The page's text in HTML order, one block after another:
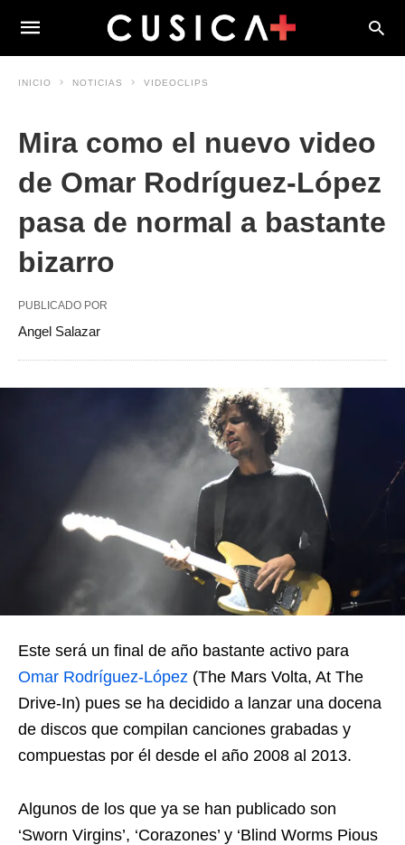
INICIO NOTICIAS VIDEOCLIPS
Mira como el nuevo video
de Omar Rodríguez-López
pasa de normal a bastante
bizarro
PUBLICADO POR
Angel Salazar
Este será un final de año bastante activo para
Omar Rodríguez-López (The Mars Volta, At The
Drive-In) pues se ha decidido a lanzar una docena
de discos que compilan canciones grabadas y
compuestas por él desde el año 2008 al 2013.
Algunos de los que ya se han publicado son
‘Sworn Virgins’, ‘Corazones’ y ‘Blind Worms Pious